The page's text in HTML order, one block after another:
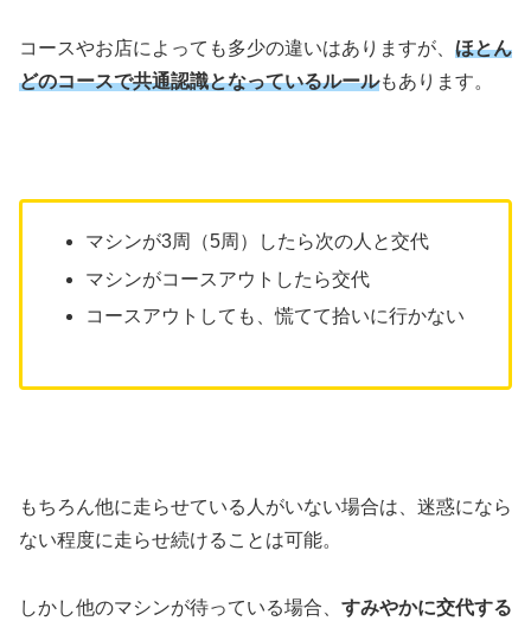
コースやお店によっても多少の違いはありますが、 ほとん
どのコースで共通認識となっているルールもあります。
マシンが3周（5周）したら次の人と交代
マシンがコースアウトしたら交代
コースアウトしても、慌てて拾いに行かない
もちろん他に走らせている人がいない場合は、迷惑になら
ない程度に走らせ続けることは可能。
しかし他のマシンが待っている場合、 すみやかに交代する